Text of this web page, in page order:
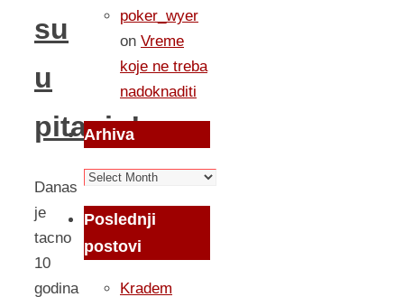
su
u
pitanju!
Danas
je
tacno
10
godina
poker_wyer
on Vreme
koje ne treba
nadoknaditi
Arhiva
Arhiva
Poslednji
postovi
Kradem